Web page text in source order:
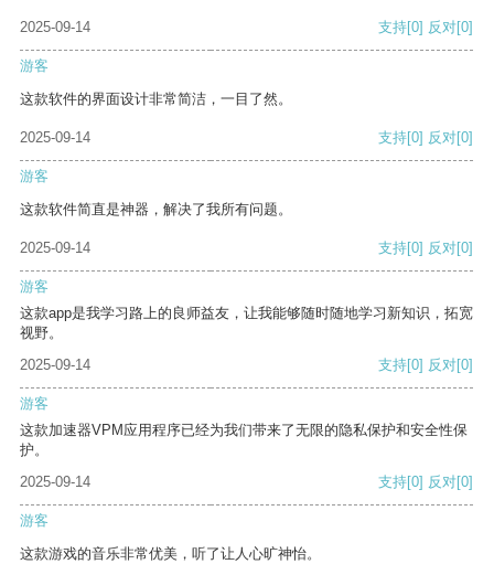
2025-09-14 支持[0] 反对[0]
游客
这款软件的界面设计非常简洁，一目了然。
2025-09-14 支持[0] 反对[0]
游客
这款软件简直是神器，解决了我所有问题。
2025-09-14 支持[0] 反对[0]
游客
这款app是我学习路上的良师益友，让我能够随时随地学习新知识，拓宽
视野。
2025-09-14
支持[0] 反对[0]
游客
这款加速器VPM应用程序已经为我们带来了无限的隐私保护和安全性保
护。
2025-09-14
支持[0] 反对[0]
游客
这款游戏的音乐非常优美，听了让人心旷神怡。